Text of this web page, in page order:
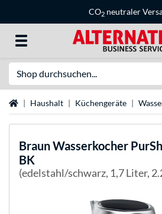
CO2 neutraler
StartseiteHaushalt Küchengeräte
BraunWasserkocher
BK
(edelstahl/schwarz, 1,7 Liter,